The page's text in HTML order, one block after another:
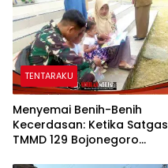
TENTARAKU
Menyemai Benih-Benih
Kecerdasan: Ketika Satgas
TMMD 129 Bojonegoro